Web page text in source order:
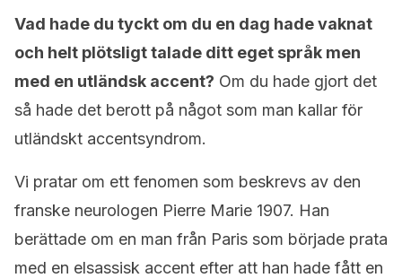
Vad hade du tyckt om du en dag hade vaknat
och helt plötsligt talade ditt eget språk men
med en utländsk accent? Om du hade gjort det
så hade det berott på något som man kallar för
utländskt accentsyndrom.
Vi pratar om ett fenomen som beskrevs av den
franske neurologen Pierre Marie 1907. Han
berättade om en man från Paris som började prata
med en elsassisk accent efter att han hade fått en